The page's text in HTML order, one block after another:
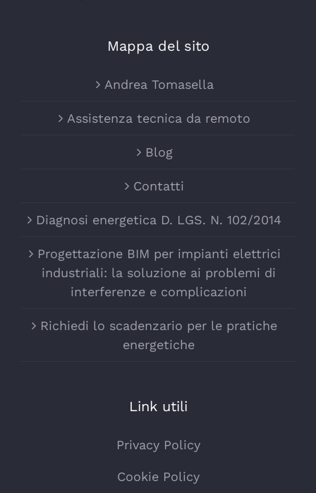
Mappa del sito
Andrea Tomasella
Assistenza tecnica da remoto
Blog
Contatti
Diagnosi energetica D. LGS. N. 102/2014
Progettazione BIM per impianti elettrici
industriali: la soluzione ai problemi di
interferenze e complicazioni
Richiedi lo scadenzario per le pratiche
energetiche
Link utili
Privacy Policy
Cookie Policy